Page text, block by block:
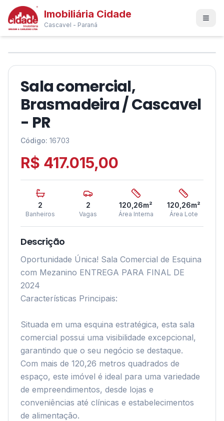
Imobiliária Cidade
Cascavel - Paraná
❮ ❯
1/6
Sala comercial,
Brasmadeira / Cascavel
- PR
Código: 16703
R$ 417.015,00
2
Banheiros
2
Vagas
120,26m²
Área Interna
120,26m²
Área Lote
Descrição
Oportunidade Única! Sala Comercial de Esquina
com Mezanino ENTREGA PARA FINAL DE
2024
Características Principais:
Situada em uma esquina estratégica, esta sala
comercial possui uma visibilidade excepcional,
garantindo que o seu negócio se destaque.
Com mais de 120,26 metros quadrados de
espaço, este imóvel é ideal para uma variedade
de empreendimentos, desde lojas e
conveniências até clínicas e estabelecimentos
de alimentação.